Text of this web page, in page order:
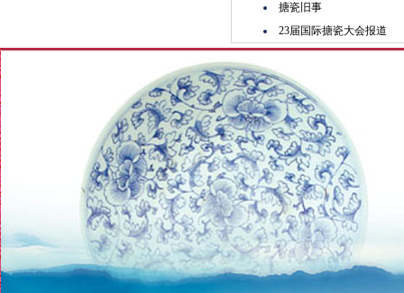
搪瓷旧事
23届国际搪瓷大会报道